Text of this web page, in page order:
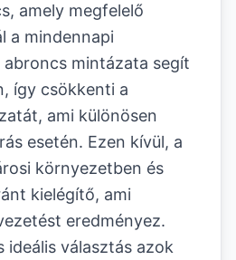
amely megfelelő
a mindennapi
mintázata segít
így csökkenti a
ami különösen
esetén. Ezen kívül, a
környezetben és
kielégítő, ami
eredményez.
ideális választás azok